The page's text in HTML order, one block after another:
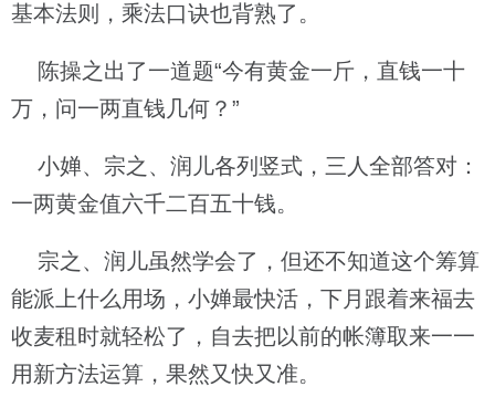
基本法则，乘法口诀也背熟了。
陈操之出了一道题“今有黄金一斤，直钱一十
万，问一两直钱几何？”
小婵、宗之、润儿各列竖式，三人全部答对：
一两黄金值六千二百五十钱。
宗之、润儿虽然学会了，但还不知道这个筹算
能派上什么用场，小婵最快活，下月跟着来福去
收麦租时就轻松了，自去把以前的帐簿取来一一
用新方法运算，果然又快又准。